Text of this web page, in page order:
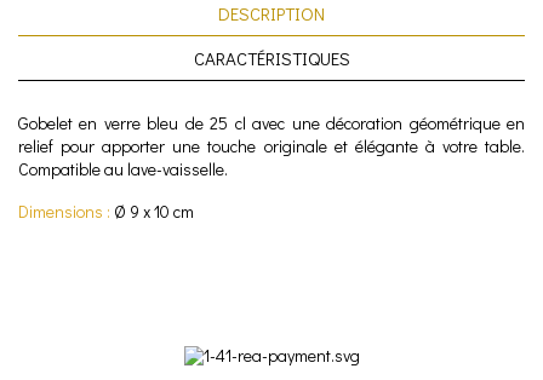
DESCRIPTION
CARACTÉRISTIQUES
Gobelet en verre bleu de 25 cl avec une décoration géométrique en
relief pour apporter une touche originale et élégante à votre table.
Compatible au lave-vaisselle.
Dimensions : Ø 9 x 10 cm